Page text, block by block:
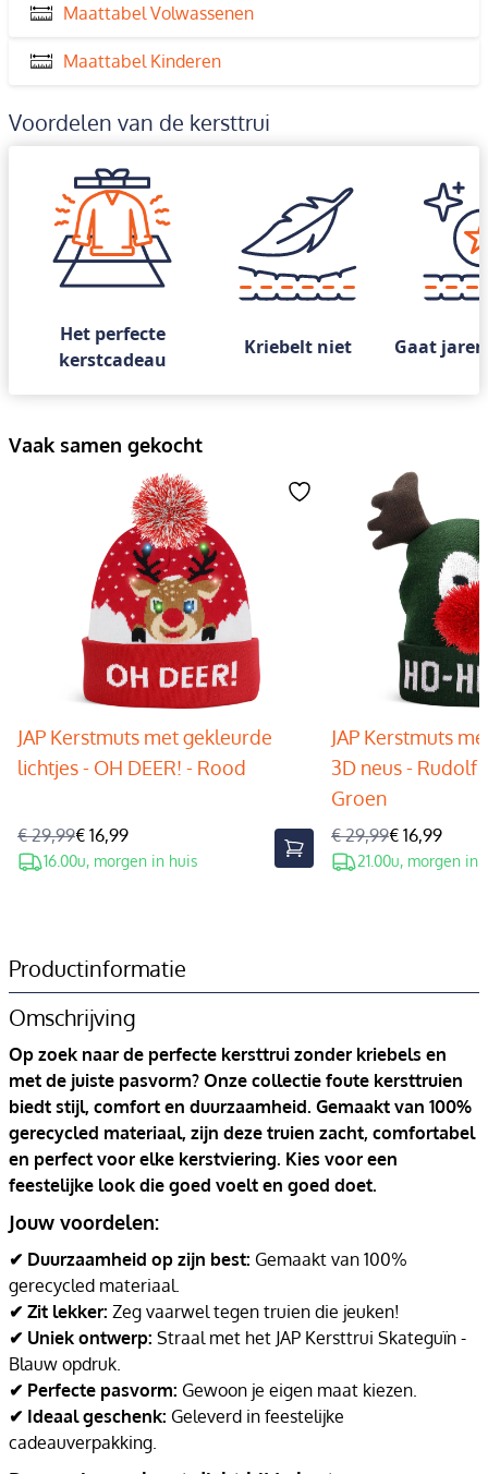
Maattabel Volwassenen
Maattabel Kinderen
Voordelen van de kersttrui
Het perfecte
kerstcadeau
Kriebelt niet Gaat
Vaak samen gekocht
JAP Kerstmuts met gekleurde
lichtjes - OH DEER! - Rood
€ 29,99€ 16,99
16.00u, morgen in huis
JAP Kerstmuts
3D neus - Rudolf
Groen
€ 29,99€ 16,99
21.00u, morgen in
Productinformatie
Omschrijving
Op zoek naar de perfecte kersttrui zonder kriebels en
met de juiste pasvorm? Onze collectie foute kersttruien
biedt stijl, comfort en duurzaamheid. Gemaakt van 100%
gerecycled materiaal, zijn deze truien zacht, comfortabel
en perfect voor elke kerstviering. Kies voor een
feestelijke look die goed voelt en goed doet.
Jouw voordelen:
✔ Duurzaamheid op zijn best: Gemaakt van 100%
gerecycled materiaal.
✔ Zit lekker: Zeg vaarwel tegen truien die jeuken!
✔ Uniek ontwerp: Straal met het JAP Kersttrui Skateguïn -
Blauw opdruk.
✔ Perfecte pasvorm: Gewoon je eigen maat kiezen.
✔ Ideaal geschenk: Geleverd in feestelijke
cadeauverpakking.